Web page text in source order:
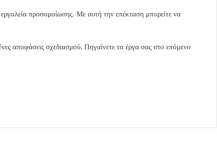
εργαλεία προσομοίωσης. Με αυτή την επέκταση μπορείτε να
αποφάσεις σχεδιασμού. Πηγαίνετε τα έργα σας στο επόμενο